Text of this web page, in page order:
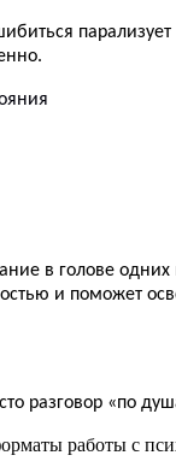
в голове
и поможет
разговор «по
работы с